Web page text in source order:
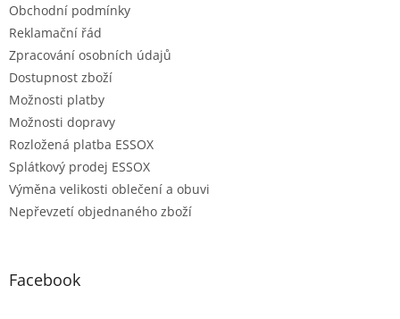
Obchodní podmínky
Reklamační řád
Zpracování osobních údajů
Dostupnost zboží
Možnosti platby
Možnosti dopravy
Rozložená platba ESSOX
Splátkový prodej ESSOX
Výměna velikosti oblečení a obuvi
Nepřevzetí objednaného zboží
Facebook